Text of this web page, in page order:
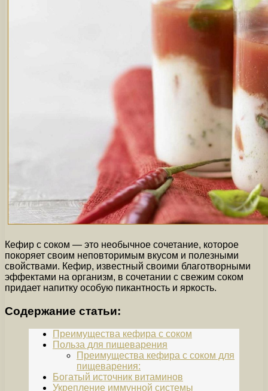
Кефир с соком — это необычное сочетание, которое
покоряет своим неповторимым вкусом и полезными
свойствами. Кефир, известный своими благотворными
эффектами на организм, в сочетании с свежим соком
придает напитку особую пикантность и яркость.
Содержание статьи:
Преимущества кефира с соком
Польза для пищеварения
Преимущества кефира с соком для
пищеварения:
Богатый источник витаминов
Укрепление иммунной системы